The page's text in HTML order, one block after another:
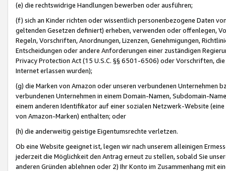
(e) die rechtswidrige Handlungen bewerben oder ausführen;
(f) sich an Kinder richten oder wissentlich personenbezogene Daten
geltenden Gesetzen definiert) erheben, verwenden oder offenlegen,
Regeln, Vorschriften, Anordnungen, Lizenzen, Genehmigungen,
Entscheidungen oder andere Anforderungen einer zuständigen
Privacy Protection Act (15 U.S.C. §§ 6501-6506) oder Vorschriften,
Internet erlassen wurden);
(g) die Marken von Amazon oder unseren verbundenen Unternehmen
verbundenen Unternehmen in einem Domain-Namen, Subdomain-
einem anderen Identifikator auf einer sozialen Netzwerk-Website
von Amazon-Marken) enthalten; oder
(h) die anderweitig geistige Eigentumsrechte verletzen.
Ob eine Website geeignet ist, legen wir nach unserem alleinigen
jederzeit die Möglichkeit den Antrag erneut zu stellen, sobald Sie
anderen Gründen ablehnen oder 2) Ihr Konto im Zusammenhang mit